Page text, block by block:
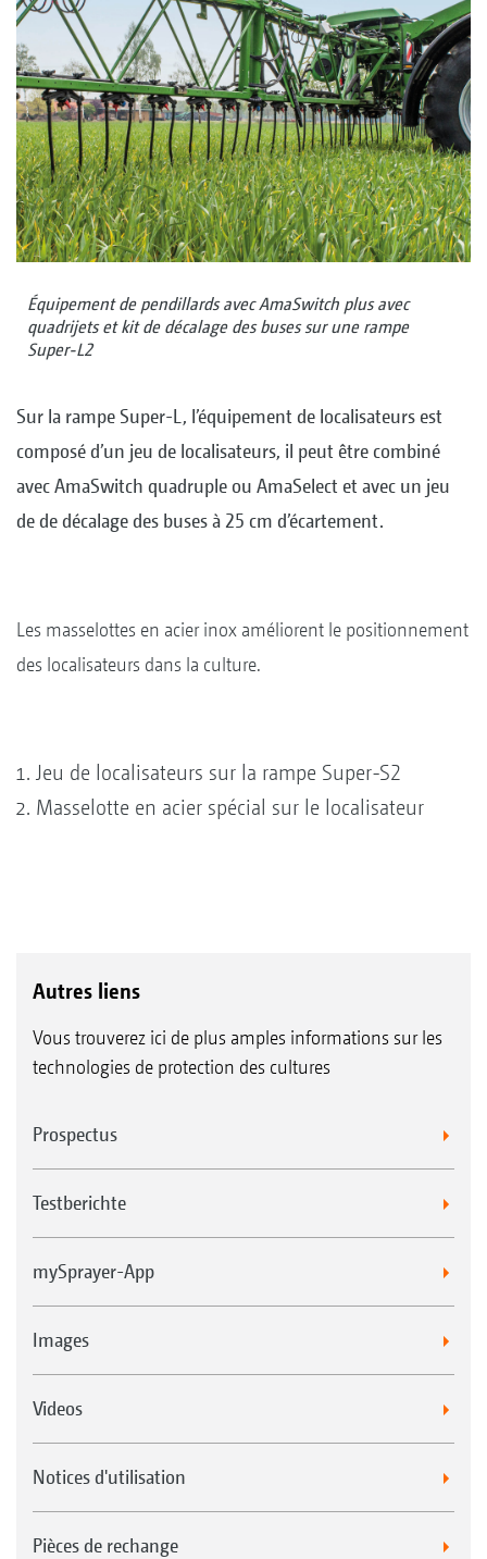
Équipement de pendillards avec AmaSwitch plus avec
quadrijets et kit de décalage des buses sur une rampe
Super-L2
Sur la rampe Super-L, l’équipement de localisateurs est
composé d’un jeu de localisateurs, il peut être combiné
avec AmaSwitch quadruple ou AmaSelect et avec un jeu
de de décalage des buses à 25 cm d’écartement.
Les masselottes en acier inox améliorent le positionnement
des localisateurs dans la culture.
Jeu de localisateurs sur la rampe Super-S2
Masselotte en acier spécial sur le localisateur
Autres liens
Vous trouverez ici de plus amples informations sur les
technologies de protection des cultures
Prospectus
Testberichte
mySprayer-App
Images
Videos
Notices d'utilisation
Pièces de rechange